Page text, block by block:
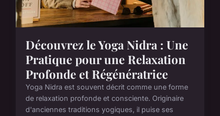
Découvrez le Yoga Nidra : Une
Pratique pour une Relaxation
Profonde et Régénératrice
Yoga Nidra est souvent décrit comme une forme
de relaxation profonde et consciente. Originaire
d'anciennes traditions yogiques, il puise ses